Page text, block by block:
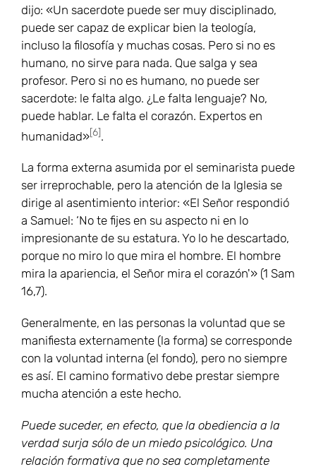
dijo: «Un sacerdote puede ser muy disciplinado,
puede ser capaz de explicar bien la teología,
incluso la filosofía y muchas cosas. Pero si no es
humano, no sirve para nada. Que salga y sea
profesor. Pero si no es humano, no puede ser
sacerdote: le falta algo. ¿Le falta lenguaje? No,
puede hablar. Le falta el corazón. Expertos en
humanidad»[6].
La forma externa asumida por el seminarista puede
ser irreprochable, pero la atención de la Iglesia se
dirige al asentimiento interior: «El Señor respondió
a Samuel: ‘No te fijes en su aspecto ni en lo
impresionante de su estatura. Yo lo he descartado,
porque no miro lo que mira el hombre. El hombre
mira la apariencia, el Señor mira el corazón'» (1 Sam
16,7).
Generalmente, en las personas la voluntad que se
manifiesta externamente (la forma) se corresponde
con la voluntad interna (el fondo), pero no siempre
es así. El camino formativo debe prestar siempre
mucha atención a este hecho.
Puede suceder, en efecto, que la obediencia a la
verdad surja sólo de un miedo psicológico. Una
relación formativa que no sea completamente